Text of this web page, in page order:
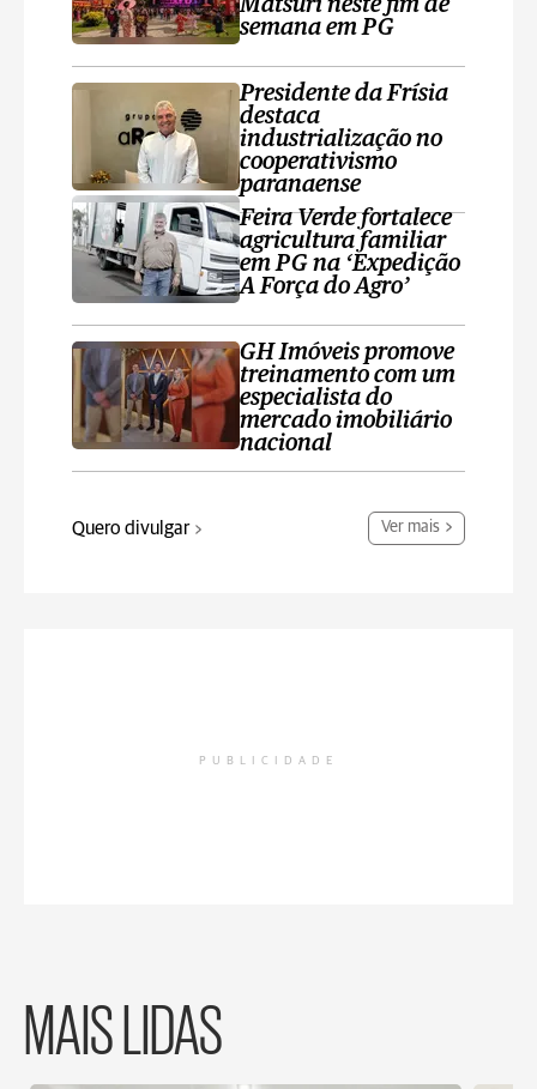
Matsuri neste fim de
semana em PG
Presidente da Frísia
destaca
industrialização no
cooperativismo
paranaense
Feira Verde fortalece
agricultura familiar
em PG na ‘Expedição
A Força do Agro’
GH Imóveis promove
treinamento com um
especialista do
mercado imobiliário
nacional
Quero divulgar Ver mais
PUBLICIDADE
MAIS LIDAS